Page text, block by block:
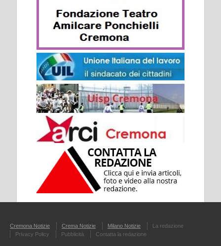
Cremona Notizie Crema Notizie Milano Notizie
La redazione
Privacy Policy
Pubblicità Contatta la redazione